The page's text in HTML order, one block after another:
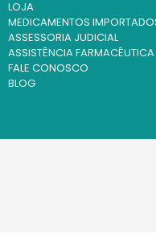
LOJA
MEDICAMENTOS
ASSESSORIA JUDICIAL
ASSISTÊNCIA FARMACÊUTICA
FALE CONOSCO
BLOG